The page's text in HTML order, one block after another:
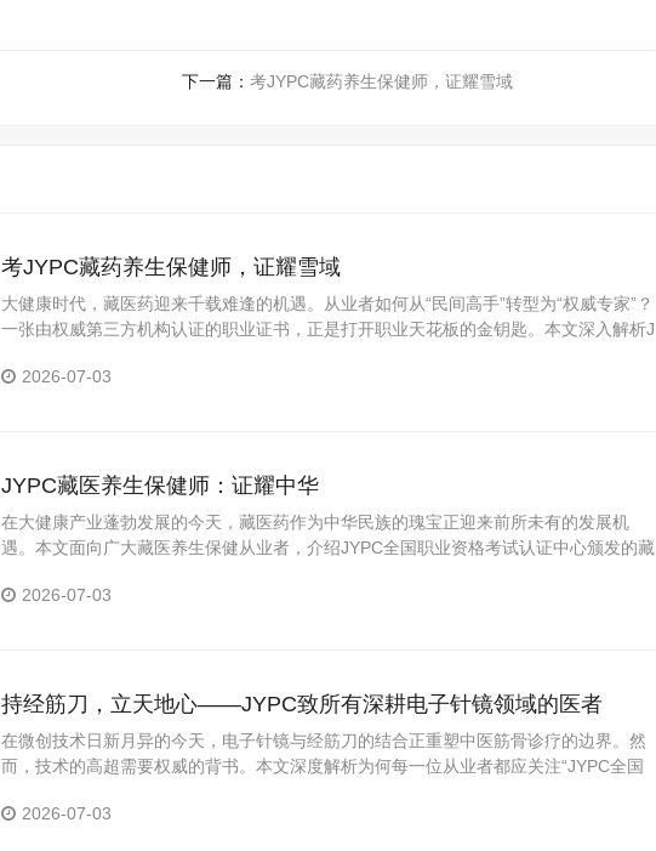
下一篇： 考JYPC藏药养生保健师，证耀雪域
考JYPC藏药养生保健师，证耀雪域
大健康时代，藏医药迎来千载难逢的机遇。从业者如何从“民间高手”转型为“权威专家”？
一张由权威第三方机构认证的职业证书，正是打开职业天花板的金钥匙。本文深入解析J
2026-07-03
JYPC藏医养生保健师：证耀中华
在大健康产业蓬勃发展的今天，藏医药作为中华民族的瑰宝正迎来前所未有的发展机
遇。本文面向广大藏医养生保健从业者，介绍JYPC全国职业资格考试认证中心颁发的藏
2026-07-03
持经筋刀，立天地心——JYPC致所有深耕电子针镜领域的医者
在微创技术日新月异的今天，电子针镜与经筋刀的结合正重塑中医筋骨诊疗的边界。然
而，技术的高超需要权威的背书。本文深度解析为何每一位从业者都应关注“JYPC全国
2026-07-03